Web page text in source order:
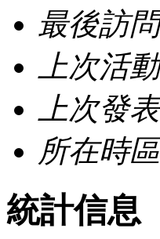
最後訪問
上次活
上次發
所在時區
統計信息